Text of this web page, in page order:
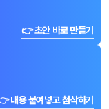
👉 초안 바로 만들기
내용 붙여넣고 첨삭하기